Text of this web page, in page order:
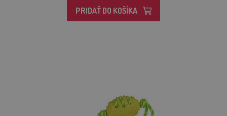
PRIDAŤ DO KOŠÍKA